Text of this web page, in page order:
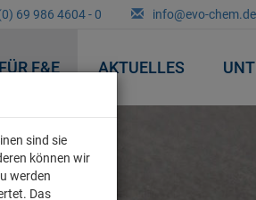
69 986 4604 - 0 info@evo-chem.de
F&E AKTUELLES
sind sie
können wir
werden
Das